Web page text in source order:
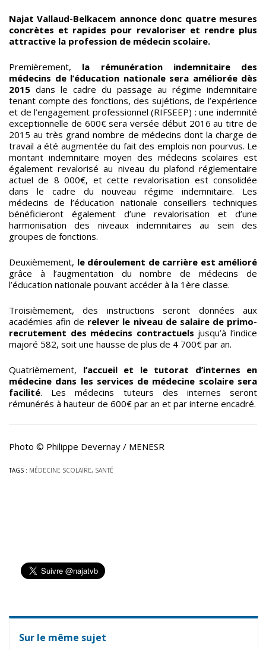
Najat Vallaud-Belkacem annonce donc quatre mesures
concrètes et rapides pour revaloriser et rendre plus
attractive la profession de médecin scolaire.
Premièrement, la rémunération indemnitaire des
médecins de l’éducation nationale sera améliorée dès
2015 dans le cadre du passage au régime indemnitaire
tenant compte des fonctions, des sujétions, de l’expérience
et de l’engagement professionnel (RIFSEEP) : une indemnité
exceptionnelle de 600€ sera versée début 2016 au titre de
2015 au très grand nombre de médecins dont la charge de
travail a été augmentée du fait des emplois non pourvus. Le
montant indemnitaire moyen des médecins scolaires est
également revalorisé au niveau du plafond réglementaire
actuel de 8 000€, et cette revalorisation est consolidée
dans le cadre du nouveau régime indemnitaire. Les
médecins de l’éducation nationale conseillers techniques
bénéficieront également d’une revalorisation et d’une
harmonisation des niveaux indemnitaires au sein des
groupes de fonctions.
Deuxièmement, le déroulement de carrière est amélioré
grâce à l’augmentation du nombre de médecins de
l’éducation nationale pouvant accéder à la 1ère classe.
Troisièmement, des instructions seront données aux
académies afin de relever le niveau de salaire de primo-
recrutement des médecins contractuels jusqu’à l’indice
majoré 582, soit une hausse de plus de 4 700€ par an.
Quatrièmement, l’accueil et le tutorat d’internes en
médecine dans les services de médecine scolaire sera
facilité. Les médecins tuteurs des internes seront
rémunérés à hauteur de 600€ par an et par interne encadré.
Photo © Philippe Devernay / MENESR
TAGS : MÉDECINE SCOLAIRE, SANTÉ
Sur le même sujet